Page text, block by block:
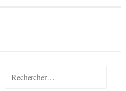
Rechercher :